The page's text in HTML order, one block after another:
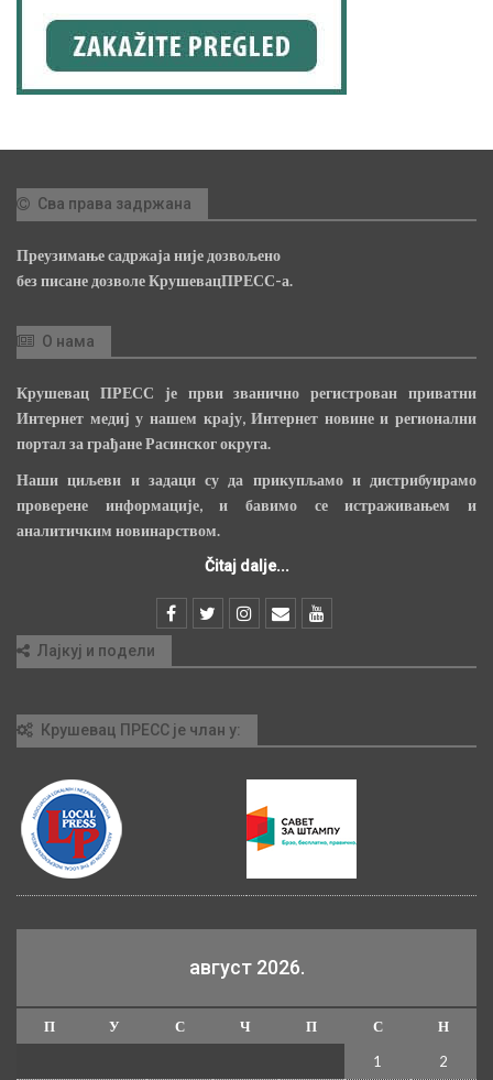
Сва права задржана
Преузимање садржаја није дозвољено
без писане дозволе КрушевацПРЕСС-а.
О нама
Крушевац ПРЕСС је први званично регистрован приватни
Интернет медиј у нашем крају, Интернет новине и регионални
портал за грађане Расинског округа.
Наши циљеви и задаци су да прикупљамо и дистрибуирамо
проверене информације, и бавимо се истраживањем и
аналитичким новинарством.
Čitaj dalje...
Лајкуј и подели
Крушевац ПРЕСС је члан у:
август 2026.
П У С Ч П С
Н
1
2